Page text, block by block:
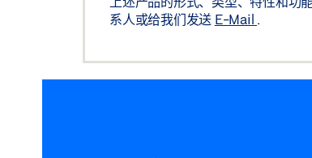
系人或给我们发送 E-Mail .